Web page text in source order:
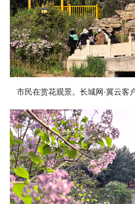
市民在赏花观景。长城网·冀云